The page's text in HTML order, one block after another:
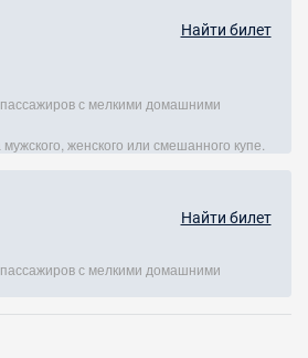
Найти билет
с мелкими домашними
женского или смешанного купе.
Найти билет
с мелкими домашними